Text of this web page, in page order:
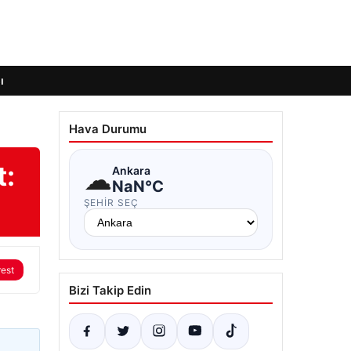
Hava Durumu
☁Ankara
NaN°C
ŞEHIR SEÇ
Bizi Takip Edin